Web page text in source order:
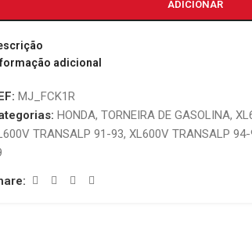
ADICIONAR
adicional
MJ_FCK1R
HONDA, TORNEIRA DE GASOLINA,
TRANSALP 91-93, XL600V TRANSALP